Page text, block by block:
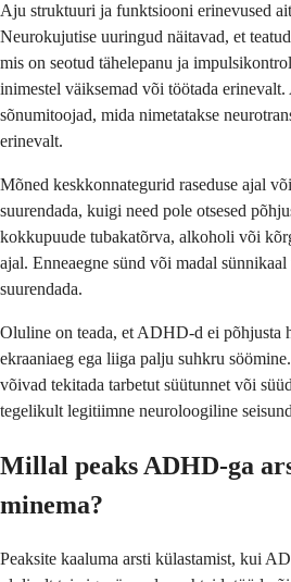
Aju struktuuri ja funktsiooni erinevused
Neurokujutise uuringud näitavad, et
mis on seotud tähelepanu ja
inimestel väiksemad või töötada
sõnumitoojad, mida nimetatakse
erinevalt.
Mõned keskkonnategurid raseduse ajal
suurendada, kuigi need pole otsesed
kokkupuude tubakatõrva, alkoholi või
ajal. Enneaegne sünd või madal
suurendada.
Oluline on teada, et ADHD-d ei põhjusta
ekraaniaeg ega liiga palju suhkru
võivad tekitada tarbetut süütunnet või
tegelikult legitiimne neuroloogiline
Millal peaks ADHD-ga
minema?
Peaksite kaaluma arsti külastamist, kui